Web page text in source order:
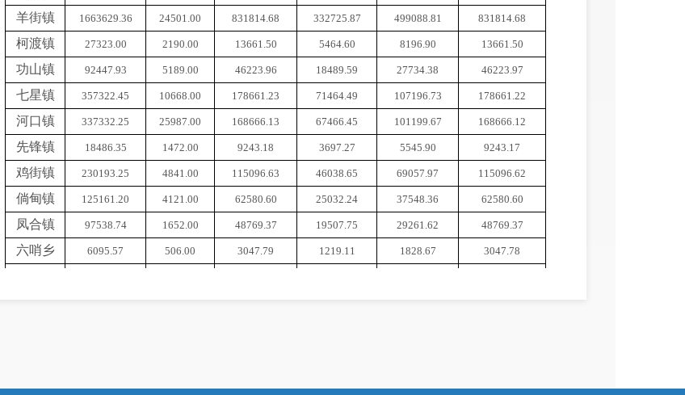
羊街镇 1663629.36 24501.00 831814.68 332725.87 499088.81 831814.68
柯渡镇 27323.00 2190.00 13661.50 5464.60 8196.90 13661.50
功山镇 92447.93 5189.00 46223.96 18489.59 27734.38 46223.97
七星镇 357322.45 10668.00 178661.23 71464.49 107196.73 178661.22
河口镇 337332.25 25987.00 168666.13 67466.45 101199.67 168666.12
先锋镇 18486.35 1472.00 9243.18 3697.27 5545.90 9243.17
鸡街镇 230193.25 4841.00 115096.63 46038.65 69057.97 115096.62
倘甸镇 125161.20 4121.00 62580.60 25032.24 37548.36 62580.60
凤合镇 97538.74 1652.00 48769.37 19507.75 29261.62 48769.37
六哨乡 6095.57 506.00 3047.79 1219.11 1828.67 3047.78